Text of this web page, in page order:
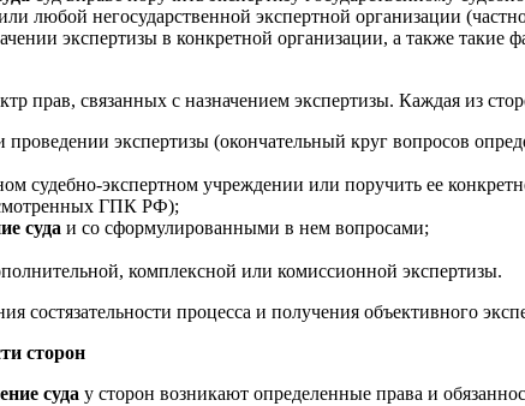
любой негосударственной экспертной организации
экспертизы в конкретной организации, а также такие
прав, связанных с назначением экспертизы. Каждая из
экспертизы (окончательный круг вопросов
судебно-экспертном учреждении или поручить ее
ГПК РФ);
суда и со сформулированными в нем вопросами;
комплексной или комиссионной экспертизы.
состязательности процесса и получения объективного
сторон
суда у сторон возникают определенные права и